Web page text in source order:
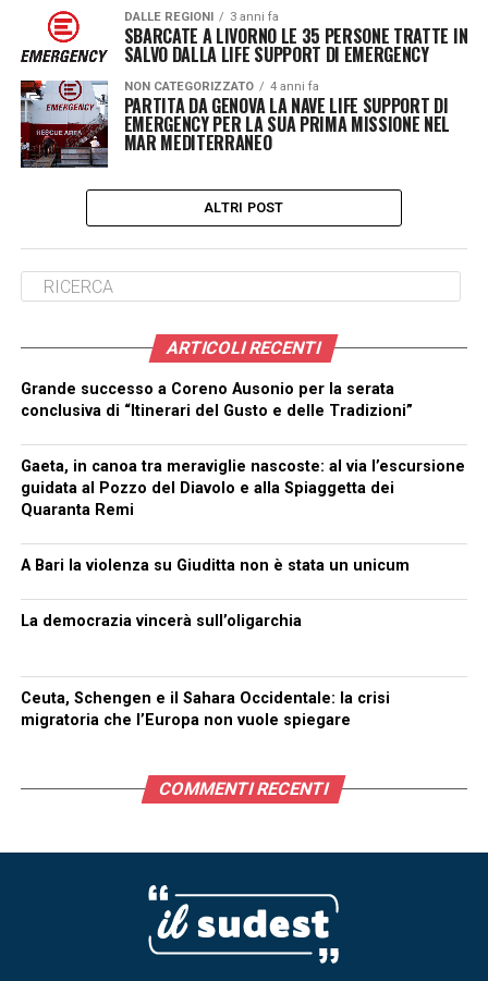
DALLE REGIONI 3 anni fa
SBARCATE A LIVORNO LE 35 PERSONE TRATTE IN
SALVO DALLA LIFE SUPPORT DI EMERGENCY
NON CATEGORIZZATO 4 anni fa
PARTITA DA GENOVA LA NAVE LIFE SUPPORT DI
EMERGENCY PER LA SUA PRIMA MISSIONE NEL
MAR MEDITERRANEO
ALTRI POST
ARTICOLI RECENTI
Grande successo a Coreno Ausonio per la serata
conclusiva di “Itinerari del Gusto e delle Tradizioni”
Gaeta, in canoa tra meraviglie nascoste: al via l’escursione
guidata al Pozzo del Diavolo e alla Spiaggetta dei
Quaranta Remi
A Bari la violenza su Giuditta non è stata un unicum
La democrazia vincerà sull’oligarchia
Ceuta, Schengen e il Sahara Occidentale: la crisi
migratoria che l’Europa non vuole spiegare
COMMENTI RECENTI